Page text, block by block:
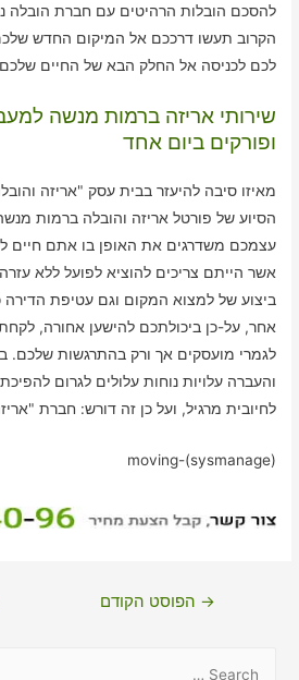
להסכם הובלות הרהיטים עם חברת הובלה
הקרוב תעשו דרככם אל המיקום החדש
לכם לכניסה אל החלק הבא של החיים
שירותי אריזה ברמות מנשה
ופורקים ביום אחד
מאיזו סיבה להיעזר בבית עסק "אריזה
הסיוע של פורטל אריזה והובלה ברמות
עצמכם משדרגים את האופן בו אתם חיים
אשר הייתם צריכים להוציא לפועל ללא
ביצוע של למצוא המקום וגם עטיפת הדירה
אחר, על-כן ביכולתכם להישען אחורה,
לגמרי מועסקים אך ורק בהתרגשות שלכם.
והעברה עלויות נוחות עלולים לגרום
לחיובית מרגיל, ועל כן זה דורש: חברת
moving-(sysmanage)
ניווט→ הפוסט הקודם